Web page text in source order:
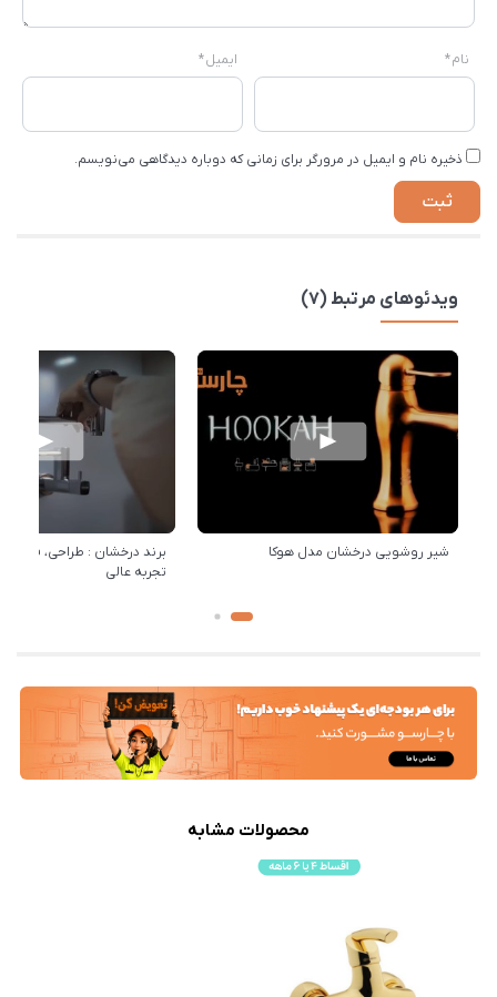
نام* ایمیل*
ذخیره نام و ایمیل در مرورگر برای زمانی که دوباره دیدگاهی می‌نویسم.
ویدئوهای مرتبط (7)
شیر روشویی درخشان مدل هوکا
برند درخشان : طراحی،
تجربه عالی
محصولات مشابه